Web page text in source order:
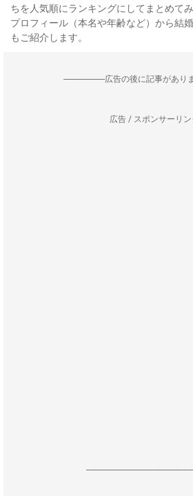
ちを人気順にランキングにしてまとめて
プロフィール（本名や年齢など）から結
もご紹介します。
--------------------広告の後に記事がありま
広告 / スポンサーリン